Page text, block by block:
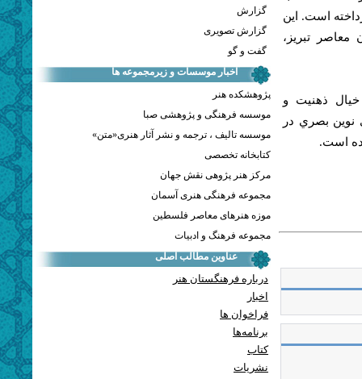
گزارش
گزارش تصویری
گفت و گو
اخبار موسسات و زیرمجموعه ها
پژوهشکده هنر
موسسه فرهنگی و پژوهشی صبا
موسسه تالیف ، ترجمه و نشر آثار هنری«متن»
کتابخانه تخصصی
مرکز هنر پژوهی نقش جهان
مجموعه فرهنگی هنری آسمان
موزه هنرهای معاصر فلسطین
مجموعه فرهنگ و ادبیات
عناوین مطالب اصلی
درباره فرهنگستان هنر
اخبار
فراخوان ها
برنامه‌ها
کتاب
نشریات
است. اين
معاصر تبريز،
ذهنيت و
نوين بصري در
است.